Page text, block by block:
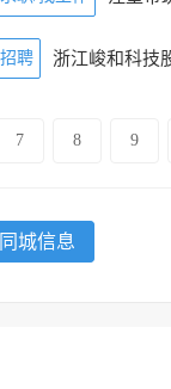
招聘 浙江峻和科技
7 8 9
城信息